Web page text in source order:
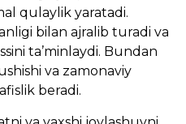
qulaylik yaratadi.
bilan ajralib turadi va
ta’minlaydi. Bundan
va zamonaviy
beradi.